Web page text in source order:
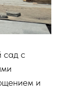
сад с
и